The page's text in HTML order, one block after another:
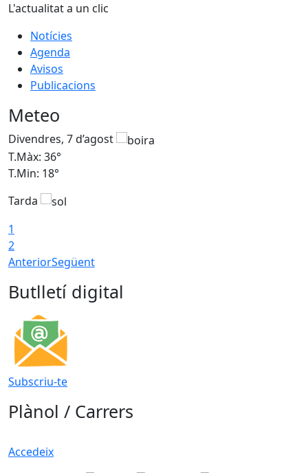
L'actualitat a un clic
Notícies
Agenda
Avisos
Publicacions
Meteo
Divendres, 7 d’agost
T.Màx: 36°
T.Min: 18°
Tarda
1
2
AnteriorSegüent
Butlletí digital
Subscriu-te
Plànol / Carrers
Accedeix